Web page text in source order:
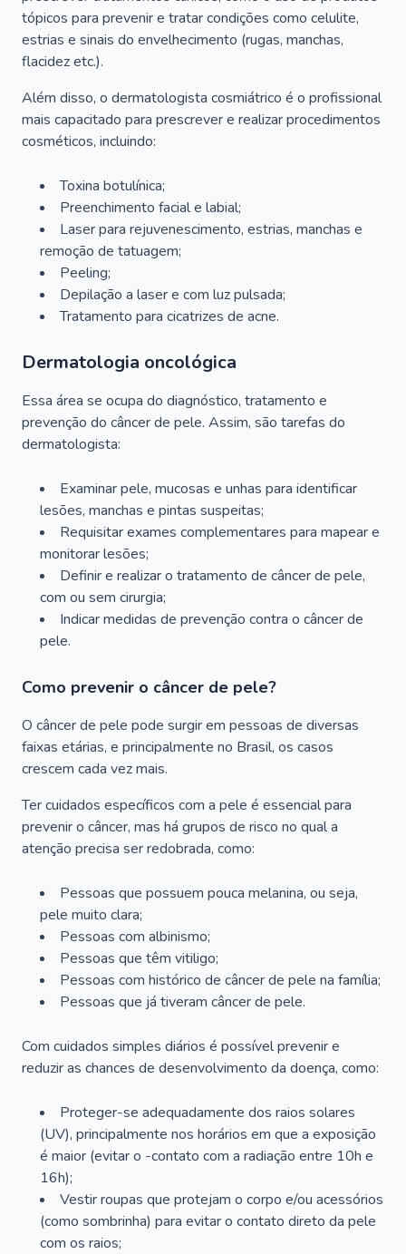
tópicos para prevenir e tratar condições como celulite,
estrias e sinais do envelhecimento (rugas, manchas,
flacidez etc.).
Além disso, o dermatologista cosmiátrico é o profissional
mais capacitado para prescrever e realizar procedimentos
cosméticos, incluindo:
Toxina botulínica;
Preenchimento facial e labial;
Laser para rejuvenescimento, estrias, manchas e
remoção de tatuagem;
Peeling;
Depilação a laser e com luz pulsada;
Tratamento para cicatrizes de acne.
Dermatologia oncológica
Essa área se ocupa do diagnóstico, tratamento e
prevenção do câncer de pele. Assim, são tarefas do
dermatologista:
Examinar pele, mucosas e unhas para identificar
lesões, manchas e pintas suspeitas;
Requisitar exames complementares para mapear e
monitorar lesões;
Definir e realizar o tratamento de câncer de pele,
com ou sem cirurgia;
Indicar medidas de prevenção contra o câncer de
pele.
Como prevenir o câncer de pele?
O câncer de pele pode surgir em pessoas de diversas
faixas etárias, e principalmente no Brasil, os casos
crescem cada vez mais.
Ter cuidados específicos com a pele é essencial para
prevenir o câncer, mas há grupos de risco no qual a
atenção precisa ser redobrada, como:
Pessoas que possuem pouca melanina, ou seja,
pele muito clara;
Pessoas com albinismo;
Pessoas que têm vitiligo;
Pessoas com histórico de câncer de pele na família;
Pessoas que já tiveram câncer de pele.
Com cuidados simples diários é possível prevenir e
reduzir as chances de desenvolvimento da doença, como:
Proteger-se adequadamente dos raios solares
(UV), principalmente nos horários em que a exposição
é maior (evitar o -contato com a radiação entre 10h e
16h);
Vestir roupas que protejam o corpo e/ou acessórios
(como sombrinha) para evitar o contato direto da pele
com os raios;